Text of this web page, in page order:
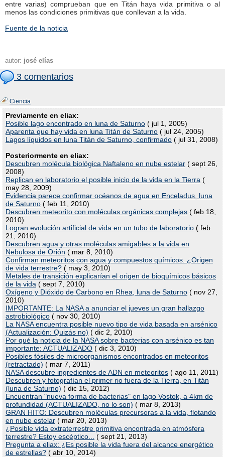
entre varias) comprueban que en Titán haya vida primitiva o al
menos las condiciones primitivas que conllevan a la vida.
Fuente de la noticia
autor: josé elías
3 comentarios
Ciencia
Previamente en eliax:
Posible lago encontrado en luna de Saturno ( jul 1, 2005)
Aparenta que hay vida en luna Titán de Saturno ( jul 24, 2005)
Lagos líquidos en luna Titán de Saturno, confirmado ( jul 31, 2008)
Posteriormente en eliax:
Descubren molécula biológica Naftaleno en nube estelar ( sept 26,
2008)
Replican en laboratorio el posible inicio de la vida en la Tierra (
may 28, 2009)
Evidencia parece confirmar océanos de agua en Enceladus, luna
de Saturno ( feb 11, 2010)
Descubren meteorito con moléculas orgánicas complejas ( feb 18,
2010)
Logran evolución artificial de vida en un tubo de laboratorio ( feb
21, 2010)
Descubren agua y otras moléculas amigables a la vida en
Nebulosa de Orión ( mar 8, 2010)
Confirman meteoritos con agua y compuestos químicos. ¿Origen
de vida terrestre? ( may 3, 2010)
Metales de transición explicarían el origen de bioquímicos básicos
de la vida ( sept 7, 2010)
Oxígeno y Dióxido de Carbono en Rhea, luna de Saturno ( nov 27,
2010)
IMPORTANTE: La NASA a anunciar el jueves un gran hallazgo
astrobiológico ( nov 30, 2010)
La NASA encuentra posible nuevo tipo de vida basada en arsénico
(Actualización: Quizás no) ( dic 2, 2010)
Por qué la noticia de la NASA sobre bacterias con arsénico es tan
importante: ACTUALIZADO ( dic 3, 2010)
Posibles fósiles de microorganismos encontrados en meteoritos
(retractado) ( mar 7, 2011)
NASA descubre ingredientes de ADN en meteoritos ( ago 11, 2011)
Descubren y fotografían el primer rio fuera de la Tierra, en Titán
(luna de Saturno) ( dic 15, 2012)
Encuentran "nueva forma de bacterias" en lago Vostok, a 4km de
profundidad (ACTUALIZADO, no lo son) ( mar 8, 2013)
GRAN HITO: Descubren moléculas precursoras a la vida, flotando
en nube estelar ( mar 20, 2013)
¿Posible vida extraterrestre primitiva encontrada en atmósfera
terrestre? Estoy escéptico...
( sept 21, 2013)
Pregunta a eliax: ¿Es posible la vida fuera del alcance energético
de estrellas? ( abr 10, 2014)